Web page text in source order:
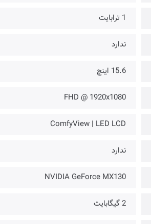
1 ترابایت
ندارد
15.6 اینچ
FHD @ 1920x1080
ComfyView | LED LCD
ندارد
NVIDIA GeForce MX130
2 گیگابایت